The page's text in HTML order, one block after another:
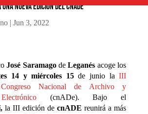
nueva edición del cnADE
| Jun 3, 2022
José SaramagodeLeganés acoge los
14 y miércoles 15de junio laIII
Nacional de Archivo y
(cnADe). Bajo el
la III edición decnADE reunirá a más